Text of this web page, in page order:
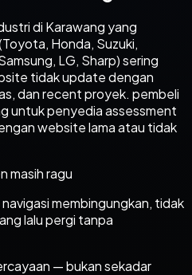
di Karawang yang
Honda, Suzuki,
LG, Sharp) sering
tidak update dengan
dan recent proyek. pembeli
untuk penyedia assessment
website lama atau tidak
masih ragu
membingungkan, tidak
lalu pergi tanpa
— bukan sekadar